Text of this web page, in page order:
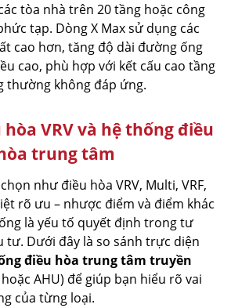
tòa nhà trên 20 tầng hoặc công
tạp. Dòng X Max sử dụng các
cao hơn, tăng độ dài đường ống
cao, phù hợp với kết cấu cao tầng
thường không đáp ứng.
hòa VRV và hệ thống điều
trung tâm
như điều hòa VRV, Multi, VRF,
rõ ưu – nhược điểm và điểm khác
là yếu tố quyết định trong tư
tư. Dưới đây là so sánh trực diện
điều hòa trung tâm truyền
AHU) để giúp bạn hiểu rõ vai
của từng loại.